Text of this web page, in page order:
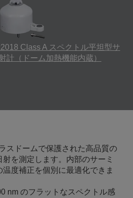
Class A スペクトル平坦型サ
計（ドーム加熱機能内蔵）
スドームで保護された高品質の
を測定します。内部のサーミ
度補正を個別に最適化できま
nm のフラットなスペクトル感